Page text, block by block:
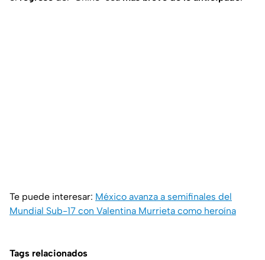
Te puede interesar: México avanza a semifinales del
Mundial Sub-17 con Valentina Murrieta como heroína
Tags relacionados